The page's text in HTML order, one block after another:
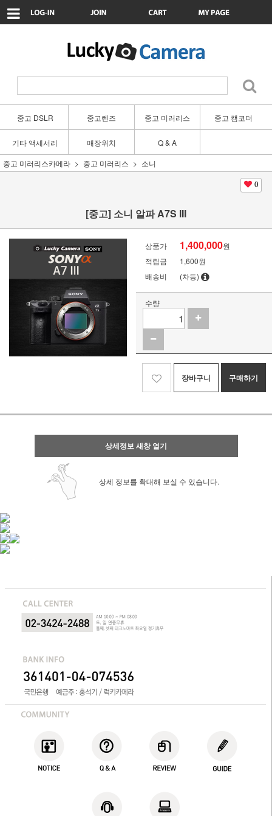
중고 DSLR 중고렌즈 중고 미러리스 중고 캠코더
기타 액세서리 매장위치
Q & A
중고 미러리스카메라
중고 미러리스 소니
0
[중고] 소니 알파 A7S III
상품가 1,400,000원
적립금
1,600원
배송비
(차등)
수량
장바구니 구매하기
상세정보 새창 열기
상세 정보를 확대해 보실 수 있습니다.